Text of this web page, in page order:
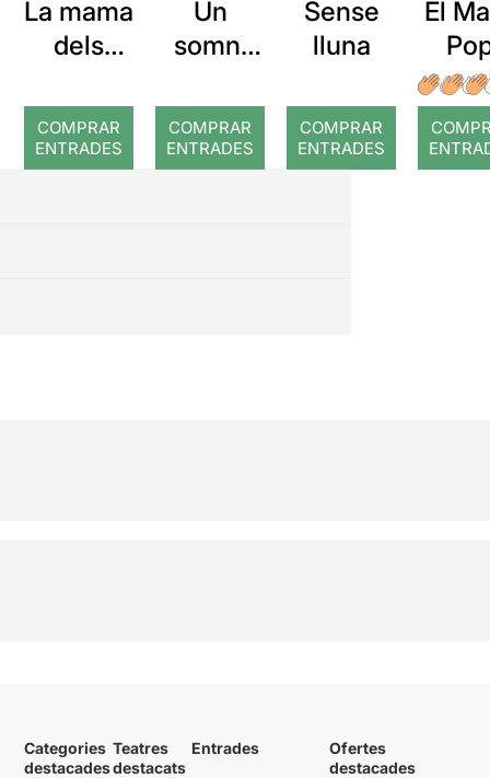
La mama
dels
COMPRAR
ENTRADES
Un
somni
COMPRAR
ENTRADES
Sense
lluna
COMPRAR
ENTRADES
El
e
Categories
destacades
Teatres
destacats
Entrades
Ofertes
destacades